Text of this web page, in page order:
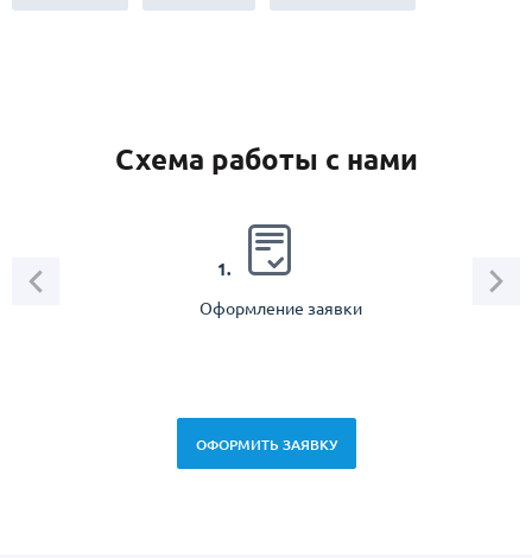
Схема работы с нами
1.
Оформление заявки
ОФОРМИТЬ ЗАЯВКУ